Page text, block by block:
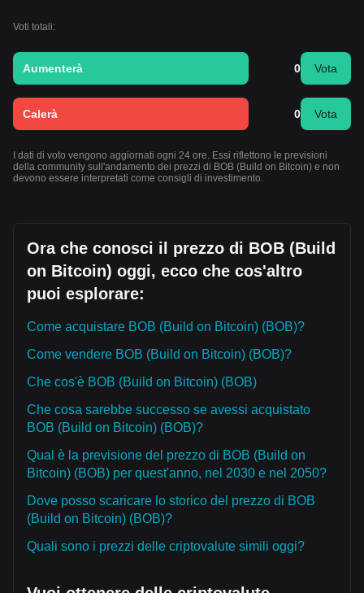
Voti totali:
Aumenterà 0 Vota
Calerà 0 Vota
I dati di voto vengono aggiornati ogni 24 ore. Essi riflettono le previsioni
della community sull'andamento dei prezzi di BOB (Build on Bitcoin) e non
devono essere interpretati come consigli di investimento.
Ora che conosci il prezzo di BOB (Build
on Bitcoin) oggi, ecco che cos'altro
puoi esplorare:
Come acquistare BOB (Build on Bitcoin) (BOB)?
Come vendere BOB (Build on Bitcoin) (BOB)?
Che cos'è BOB (Build on Bitcoin) (BOB)
Che cosa sarebbe successo se avessi acquistato
BOB (Build on Bitcoin) (BOB)?
Qual è la previsione del prezzo di BOB (Build on
Bitcoin) (BOB) per quest'anno, nel 2030 e nel 2050?
Dove posso scaricare lo storico del prezzo di BOB
(Build on Bitcoin) (BOB)?
Quali sono i prezzi delle criptovalute simili oggi?